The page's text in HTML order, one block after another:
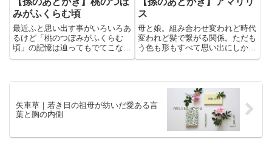
みがふくらむ頃
最近ふと思い出す事がいろいろあ
るけど「桃のつぼみがふくらむ
頃」の記憶は辿ってもでてこな
い。
ス
母と娘。組み合わせ変われど時代
変われど髪で繋がる関係。ただも
う色も形もすべて思い出にしかな
らないけれど。
矢車草｜若き日の祖母が紡いだ愛ある言
葉と胸の内側